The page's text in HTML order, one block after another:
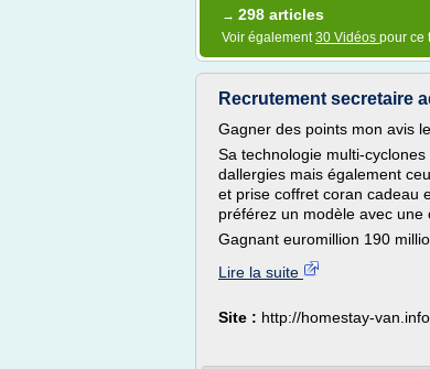
→ 298 articles
Voir également30 Vidéos pour ce
Recrutement secretaire
Gagner des points mon avis
Sa technologie multi-
dallergies mais également
et prise coffret coran cadeau
préférez un modèle avec une
Gagnant euromillion 190
Lire la suite
Site : http://homestay-van.info